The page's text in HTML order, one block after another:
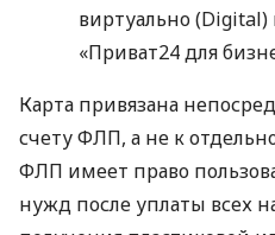
виртуально (Digital)
«Приват24 для
Карта привязана
счету ФЛП, а не к
ФЛП имеет право
нужд после уплаты всех